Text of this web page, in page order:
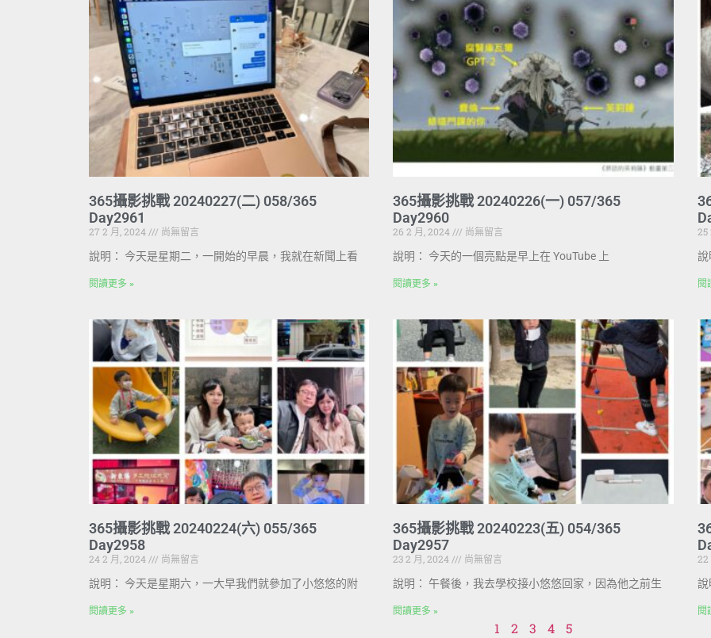
365攝影挑戰 20240227(二) 058/365
Day2961
27 2 月, 2024
尚無留言
說明： 今天是星期二，一開始的早晨，我就在新聞上看
閱讀更多 »
365攝影挑戰 20240226(一) 057/365
Day2960
26 2 月, 2024
尚無留言
說明： 今天的一個亮點是早上在 YouTube 上
閱讀更多 »
25
說
閱
365攝影挑戰 20240224(六) 055/365
Day2958
24 2 月, 2024
尚無留言
說明： 今天是星期六，一大早我們就參加了小悠悠的附
閱讀更多 »
365攝影挑戰 20240223(五) 054/365
Day2957
23 2 月, 2024
尚無留言
說明： 午餐後，我去學校接小悠悠回家，因為他之前生
閱讀更多 »
22
說
閱
1 2 3 4 5